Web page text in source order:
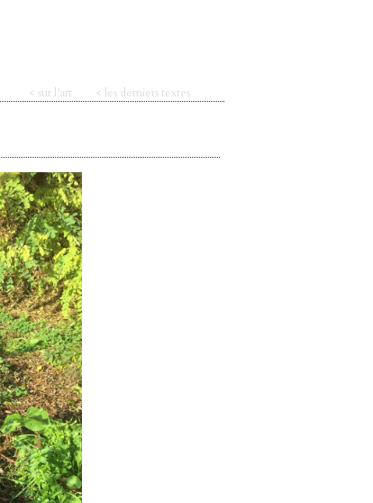
< sur l’art < les derniers textes